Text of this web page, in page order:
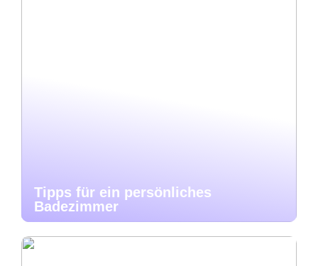
Tipps für ein persönliches
Badezimmer